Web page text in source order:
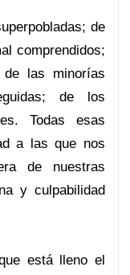
de
comprendidos;
las minorías
de los
Todas esas
a las que nos
de nuestras
y culpabilidad
está lleno el